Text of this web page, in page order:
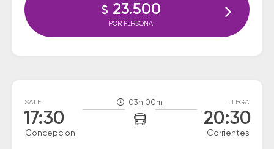
$ 23.500
POR PERSONA
SALE
17:30
Concepcion
03h 00m LLEGA
20:30
Corrientes